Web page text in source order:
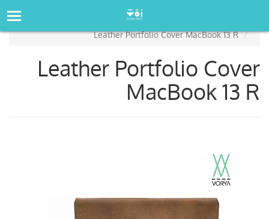
Leather Portfolio Cover MacBook 13 R
Leather Portfolio Cover
MacBook 13 R